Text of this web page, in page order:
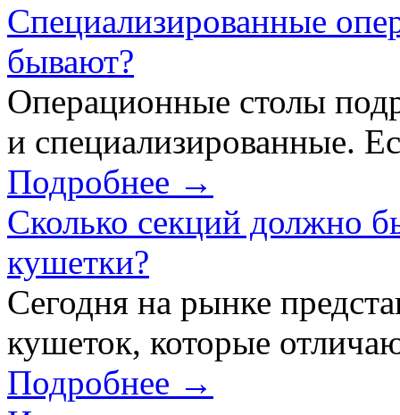
Специализированные
бывают?
Операционные столы
и специализированные.
Подробнее →
Сколько секций должно
кушетки?
Сегодня на рынке
кушеток, которые
Подробнее →